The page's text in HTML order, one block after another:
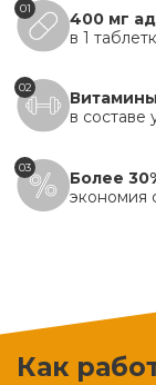
01
400 мг
в 1
02
в составе
03
Более
экономия
Как